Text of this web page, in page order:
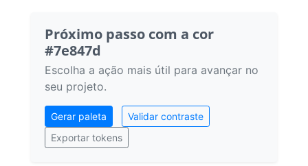
Próximo passo com a cor
#7e847d
Escolha a ação mais útil para avançar no
seu projeto.
Gerar paleta
Validar contraste
Exportar tokens